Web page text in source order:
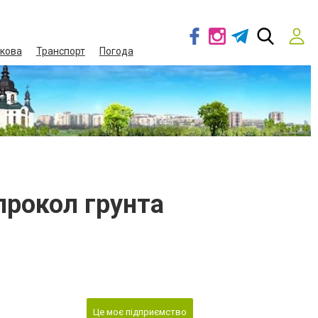
Транспорт Погода
грунта
Це моє підприємство